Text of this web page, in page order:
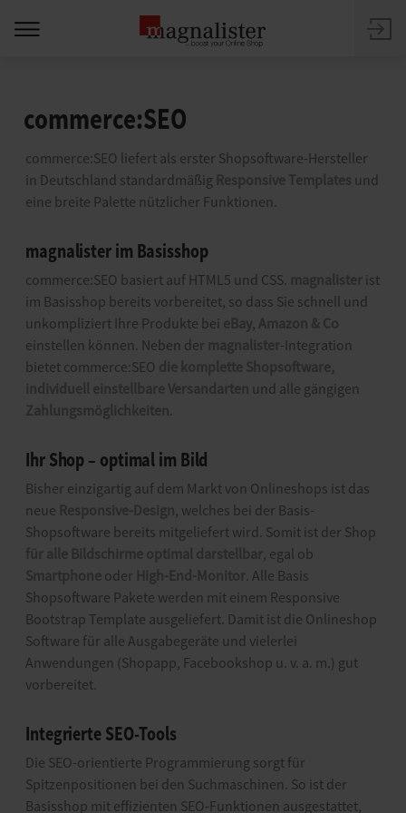
commerce:SEO
commerce:SEO liefert als erster Shopsoftware-Hersteller
in Deutschland standardmäßig
und
eine breite Palette nützlicher Funktionen.
magnalister im Basisshop
commerce:SEO basiert auf HTML5 und CSS.
ist
im Basisshop bereits vorbereitet, so dass Sie schnell und
unkompliziert Ihre Produkte bei
,
einstellen können. Neben der
-Integration
bietet commerce:SEO
und alle gängigen
Ihr Shop – optimal im Bild
Bisher einzigartig auf dem Markt von Onlineshops ist das
neue
, welches bei der Basis-
Shopsoftware bereits mitgeliefert wird. Somit ist der Shop
, egal ob
oder
. Alle Basis
Shopsoftware Pakete werden mit einem Responsive
Bootstrap Template ausgeliefert. Damit ist die Onlineshop
Software für alle Ausgabegeräte und vielerlei
Anwendungen (Shopapp, Facebookshop u. v. a. m.) gut
vorbereitet.
Integrierte SEO-Tools
Die SEO-orientierte Programmierung sorgt für
Spitzenpositionen bei den Suchmaschinen. So ist der
Basisshop mit effizienten SEO-Funktionen ausgestattet,